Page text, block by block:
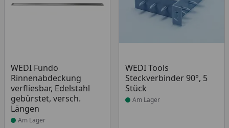
WEDI Fundo
Rinnenabdeckung
verfliesbar, Edelstahl
gebürstet, versch.
Längen
Produkt am Lager
Am Lager
WEDI Tools
Steckverbinder 90°, 5
Stück
Produkt am Lager
Am Lager